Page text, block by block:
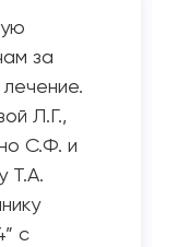
за
Л.Г.,
С.Ф. и
Т.А.
с